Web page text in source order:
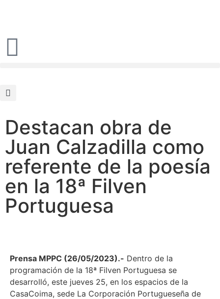
Destacan obra de
Juan Calzadilla como
referente de la poesía
en la 18ª Filven
Portuguesa
Prensa MPPC (26/05/2023).- Dentro de la
programación de la 18ª Filven Portuguesa se
desarrolló, este jueves 25, en los espacios de la
CasaCoima, sede La Corporación Portugueseña de